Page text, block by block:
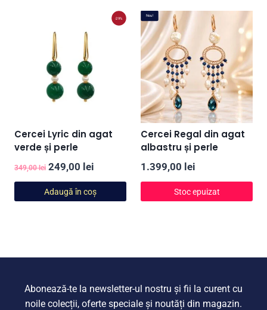
649,00 lei.
-29%
Cercei Lyric din agat
verde și perle
349,00lei Prețul
inițial
a
249,00 lei
curent
este:
Adaugă în coș
Nou!
Cercei Regal din agat
albastru și perle
1.399,00 lei
Stoc epuizat
Abonează-te la newsletter-ul nostru și fii la curent cu
noile colecții, oferte speciale și noutăți din magazin.